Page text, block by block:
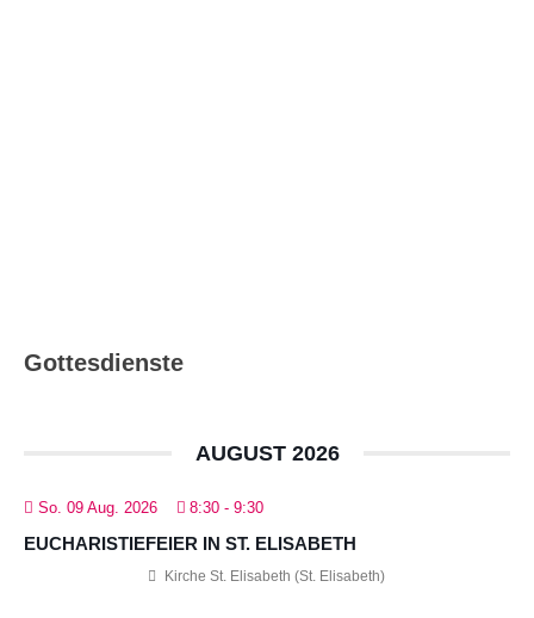
Gottesdienste
AUGUST 2026
So. 09 Aug. 2026 8:30 - 9:30
EUCHARISTIEFEIER IN ST. ELISABETH
Kirche St. Elisabeth (St. Elisabeth)